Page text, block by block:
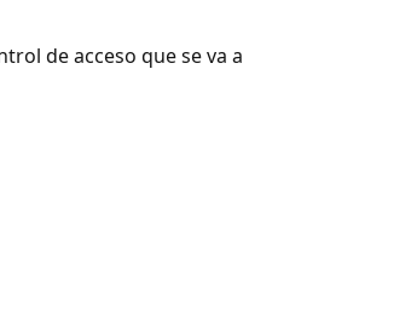
de acceso que se va a